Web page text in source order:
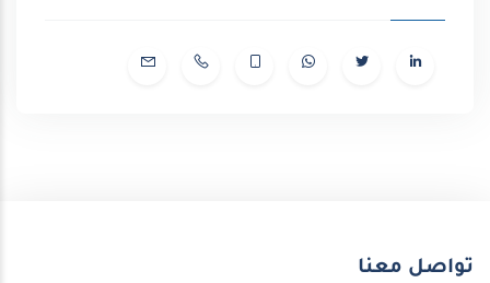
تواصل معنا